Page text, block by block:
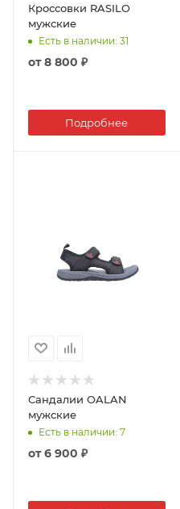
Кроссовки RASILO
мужские
Есть в наличии: 31
от8 800 ₽
Подробнее
Сандалии OALAN
мужские
Есть в наличии: 7
от6 900 ₽